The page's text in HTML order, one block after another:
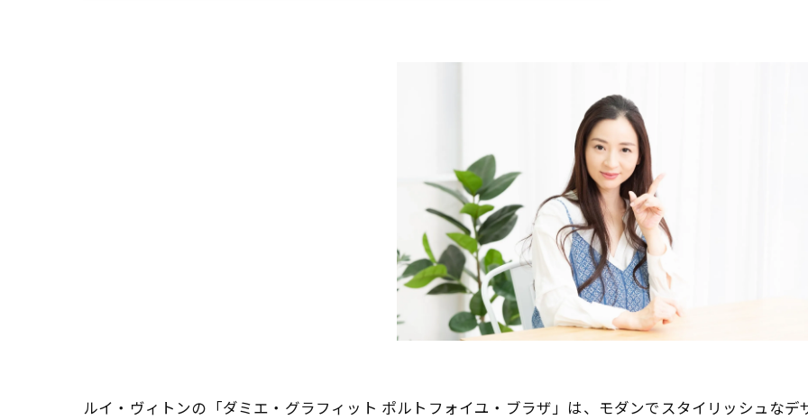
ルイ・ヴィトンの「ダミエ・グラフィット ポルトフォイユ・ブラザ」は、モダンでスタイリッシュなデ